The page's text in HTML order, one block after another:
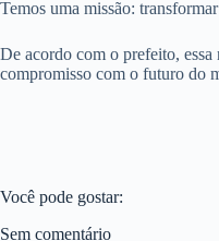
Temos uma missão:
De acordo com o prefeito,
compromisso com o futuro do
Você pode gostar:
Sem comentário